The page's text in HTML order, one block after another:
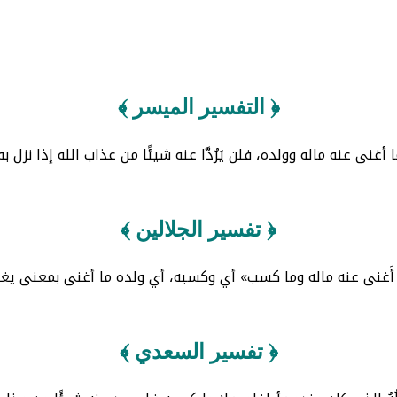
﴿ التفسير الميسر ﴾
أغنى عنه ماله وولده، فلن يَرُدَّا عنه شيئًا من عذاب الله إذا نزل
﴿ تفسير الجلالين ﴾
أَغنى عنه ماله وما كسب» أي وكسبه، أي ولده ما أغنى بمعنى
﴿ تفسير السعدي ﴾